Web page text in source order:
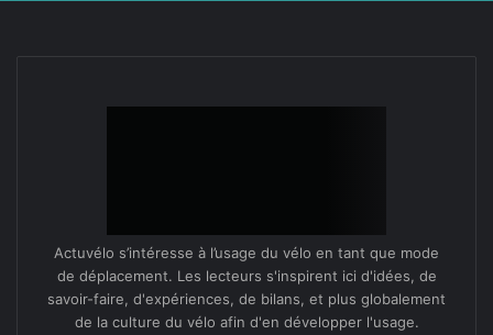
Actuvélo s’intéresse à l’usage du vélo en tant que mode
de déplacement. Les lecteurs s'inspirent ici d'idées, de
savoir-faire, d'expériences, de bilans, et plus globalement
de la culture du vélo afin d'en développer l'usage.